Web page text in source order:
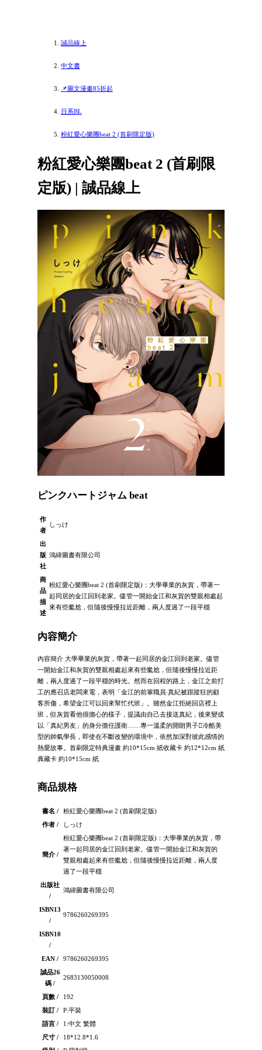
誠品線上
中文書
📌圖文漫畫85折起
日系BL
粉紅愛心樂團beat 2 (首刷限定版)
粉紅愛心樂團beat 2 (首刷限
定版) | 誠品線上
ピンクハートジャム beat
作
者
しっけ
出
版
社
鴻緯圖書有限公司
商
品
描
述
粉紅愛心樂團beat 2 (首刷限定版)：大學畢業的灰賀，帶著一
起同居的金江回到老家。儘管一開始金江和灰賀的雙親相處起
來有些尷尬，但隨後慢慢拉近距離，兩人度過了一段平穩
內容簡介
內容簡介 大學畢業的灰賀，帶著一起同居的金江回到老家。儘管
一開始金江和灰賀的雙親相處起來有些尷尬，但隨後慢慢拉近距
離，兩人度過了一段平穩的時光。然而在回程的路上，金江之前打
工的應召店老闆來電，表明「金江的前輩職員‧真紀被跟蹤狂的顧
客所傷，希望金江可以回來幫忙代班」。雖然金江拒絕回店裡上
班，但灰賀看他很擔心的樣子，提議由自己去接送真紀，後來變成
以「真紀男友」的身分擔任護衛……專一溫柔的開朗男子冷酷美
型的帥氣學長，即使在不斷改變的環境中，依然加深對彼此感情的
熱愛故事。首刷限定特典漫畫 約10*15cm 紙收藏卡 約12*12cm 紙
典藏卡 約10*15cm 紙
商品規格
書名 /
粉紅愛心樂團beat 2 (首刷限定版)
作者 /
しっけ
簡介 /
粉紅愛心樂團beat 2 (首刷限定版)：大學畢業的灰賀，帶
著一起同居的金江回到老家。儘管一開始金江和灰賀的
雙親相處起來有些尷尬，但隨後慢慢拉近距離，兩人度
過了一段平穩
出版社
/
鴻緯圖書有限公司
ISBN13
/
9786260269395
ISBN10
/
EAN /
9786260269395
誠品26
碼 /
2683130050008
頁數 /
192
裝訂 /
P:平裝
語言 /
1:中文 繁體
尺寸 /
18*12.8*1.6